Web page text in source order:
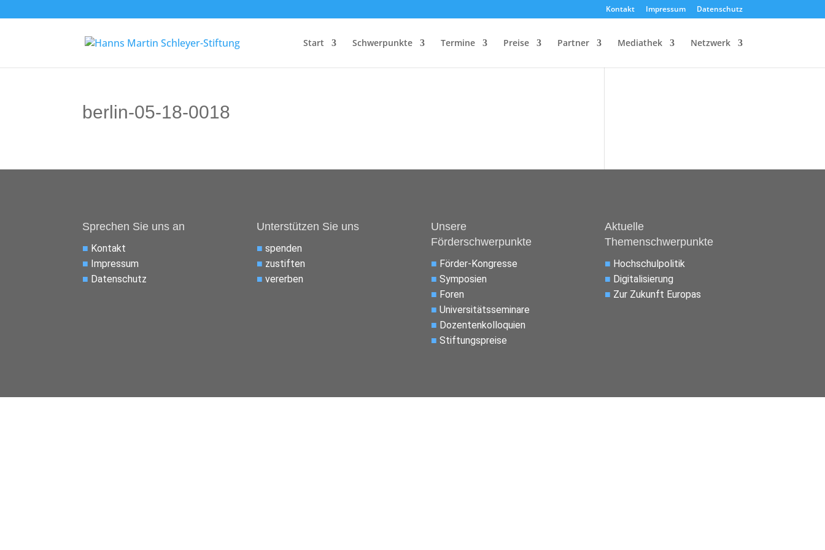
Kontakt Impressum Datenschutz
Start Schwerpunkte Termine Preise Partner Mediathek Netzwerk
berlin-05-18-0018
Sprechen Sie uns an
■ Kontakt
■ Impressum
■ Datenschutz
Unterstützen Sie uns
■ spenden
■ zustiften
■ vererben
Unsere
Förderschwerpunkte
■ Förder-Kongresse
■ Symposien
■ Foren
■ Universitätsseminare
■ Dozentenkolloquien
■ Stiftungspreise
Aktuelle
Themenschwerpunkte
■ Hochschulpolitik
■ Digitalisierung
■ Zur Zukunft Europas